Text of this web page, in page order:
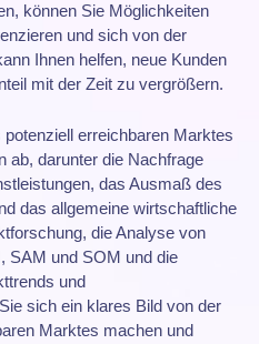
können Sie Möglichkeiten
und sich von der
Ihnen helfen, neue Kunden
mit der Zeit zu vergrößern.
erreichbaren Marktes
ab, darunter die Nachfrage
das Ausmaß des
das allgemeine wirtschaftliche
die Analyse von
SAM und SOM und die
und
sich ein klares Bild von der
Marktes machen und